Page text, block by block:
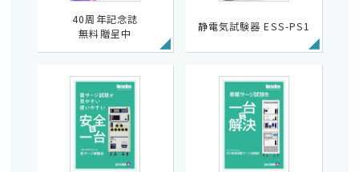
40周年記念誌
無料贈呈中
静電気試験器 ESS-PS1